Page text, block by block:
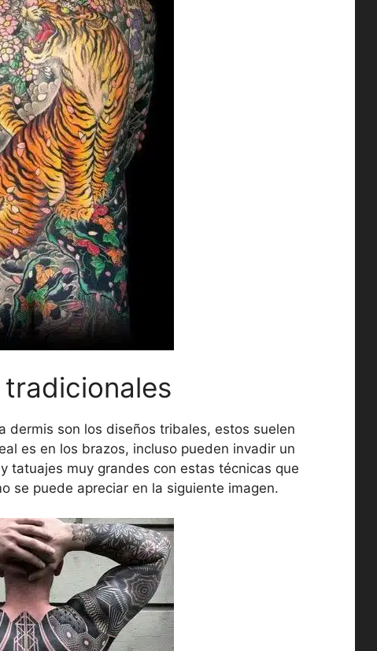
dermis son los diseños tribales, estos suelen
es en los brazos, incluso pueden invadir un
tatuajes muy grandes con estas técnicas que
se puede apreciar en la siguiente imagen.